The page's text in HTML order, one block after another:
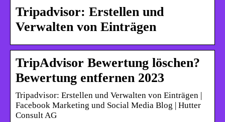
Tripadvisor: Erstellen und
Verwalten von Einträgen
TripAdvisor Bewertung löschen?
Bewertung entfernen 2023
Tripadvisor: Erstellen und Verwalten von Einträgen |
Facebook Marketing und Social Media Blog | Hutter
Consult AG